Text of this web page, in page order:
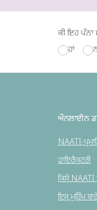
ਕੀ ਇਹ ਪੰਨਾ
ਹਾਂ
ਔਨਲਾਈਨ
NAATI-
ਡਾਇਰੈਕਟਰੀ
ਕਿਸੇ NAATI
ਇਸ ਮੁਹਿੰਮ